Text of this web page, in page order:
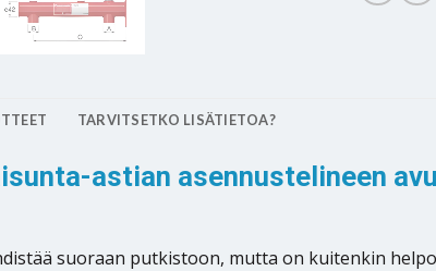
TARVITSETKO LISÄTIETOA?
astian asennustelineen
suoraan putkistoon, mutta on kuitenkin